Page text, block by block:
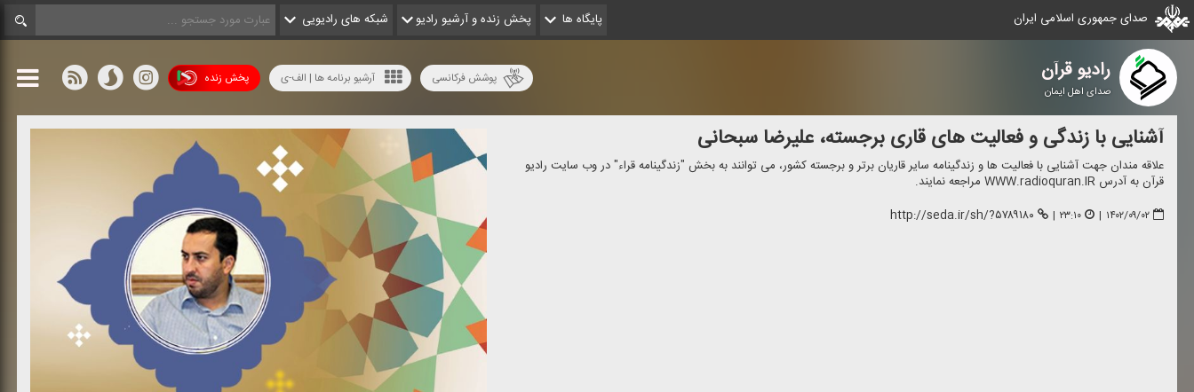
صدای جمهوری اسلامی ایران پایگاه ها پخش زنده و آرشیو رادیو شبکه های رادیویی
رادیو قرآن
صدای اهل ایمان
پخش زنده آرشیو برنامه ها | الف-ی پوشش فرکانسی
آشنایی با زندگی و فعالیت های قاری برجسته، علیرضا سبحانی
علاقه مندان جهت آشنایی با فعالیت ها و زندگینامه سایر قاریان برتر و برجسته كشور، می توانند به بخش "زندگینامه قراء" در وب سایت رادیو
قرآن به آدرس WWW.radioquran.IR مراجعه نمایند.
۱۴۰۲/۰۹/۰۲ | ۲۳:۱۰ | http://seda.ir/sh/?۵۷۸۹۱۸۰